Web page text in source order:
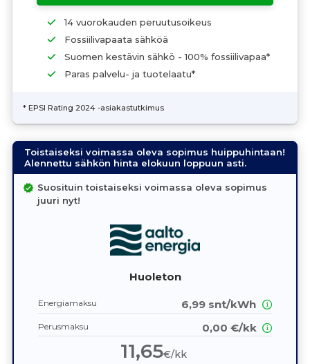
14 vuorokauden peruutusoikeus
Fossiilivapaata sähköä
Suomen kestävin sähkö - 100% fossiilivapaa*
Paras palvelu- ja tuotelaatu*
* EPSI Rating 2024 -asiakastutkimus
Toistaiseksi voimassa oleva sopimus huippuhintaan!
Alennettu sähkön hinta elokuun loppuun asti.
Suosituin toistaiseksi voimassa oleva sopimus
juuri nyt!
Huoleton
Energiamaksu 6,99 snt/kWh
Perusmaksu 0,00 €/kk
11,65€/kk